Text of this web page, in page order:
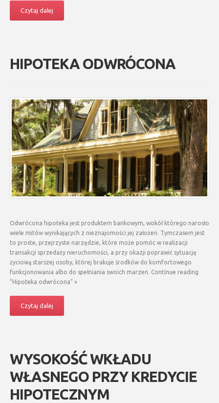
Czytaj dalej
HIPOTEKA ODWRÓCONA
Odwrócona hipoteka jest produktem bankowym, wokół którego narosło
wiele mitów wynikających z nieznajomości jej założeń. Tymczasem jest
to proste, przejrzyste narzędzie, które może pomóc w realizacji
transakcji sprzedaży nieruchomości, a przy okazji poprawić sytuację
życiową starszej osoby, której brakuje środków do komfortowego
funkcjonowania albo do spełniania swoich marzeń. Continue reading
“Hipoteka odwrócona” »
Czytaj dalej
WYSOKOŚĆ WKŁADU
WŁASNEGO PRZY KREDYCIE
HIPOTECZNYM